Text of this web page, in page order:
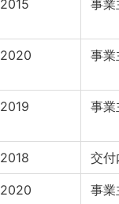
2015 事業
2020 事業
2019 事業
2018 交付
2020 事業